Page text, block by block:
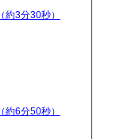
（約3分30秒）
（約6分50秒）